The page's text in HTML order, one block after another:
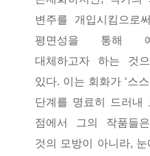
변주를 개입시킴으로
평면성을 통해
대체하고자 하는 것
있다. 이는 회화가 ‘스
단계를 명료히 드러내
점에서 그의 작품들
것의 모방이 아니라,